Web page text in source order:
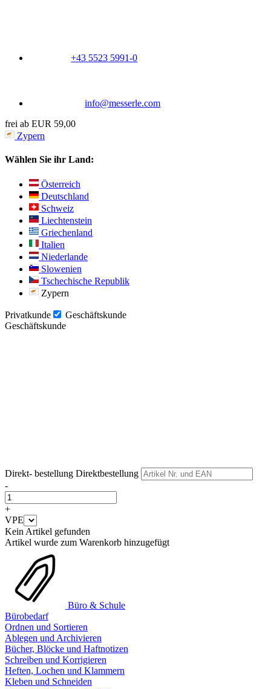
+43 5523 5991-0
info@messerle.com
frei ab EUR 59,00
Zypern
Wählen Sie ihr Land:
Österreich
Deutschland
Schweiz
Liechtenstein
Griechenland
Italien
Niederlande
Slowenien
Tschechische Republik
Zypern
Privatkunde
Geschäftskunde
Geschäftskunde
Direkt- bestellung Direktbestellung
-
+
VPE
Kein Artikel gefunden
Artikel wurde zum Warenkorb hinzugefügt
Büro & Schule
Bürobedarf
Ordnen und Sortieren
Ablegen und Archivieren
Bücher, Blöcke und Haftnotizen
Schreiben und Korrigieren
Heften, Lochen und Klammern
Kleben und Schneiden